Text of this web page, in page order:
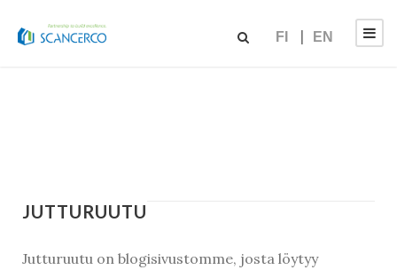
FI EN
JUTTURUUTU
Jutturuutu on blogisivustomme, josta löytyy